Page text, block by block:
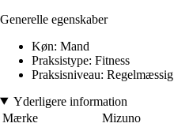
Generelle egenskaber
Køn: Mand
Praksistype: Fitness
Praksisniveau: Regelmæssig
Yderligere information
Mærke
Mizuno